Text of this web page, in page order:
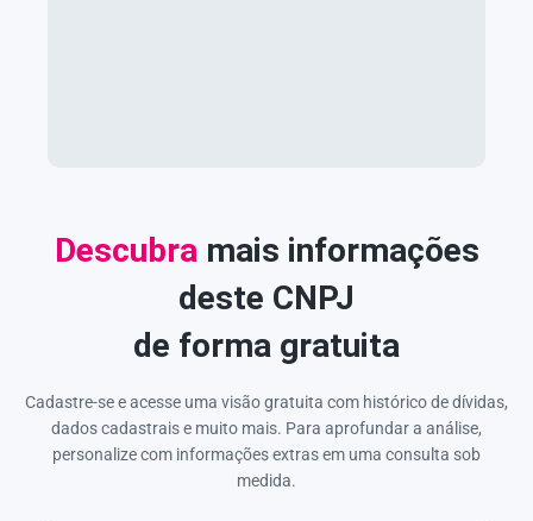
Descubra mais informações
deste CNPJ
de forma gratuita
Cadastre-se e acesse uma visão gratuita com histórico de dívidas,
dados cadastrais e muito mais. Para aprofundar a análise,
personalize com informações extras em uma consulta sob
medida.